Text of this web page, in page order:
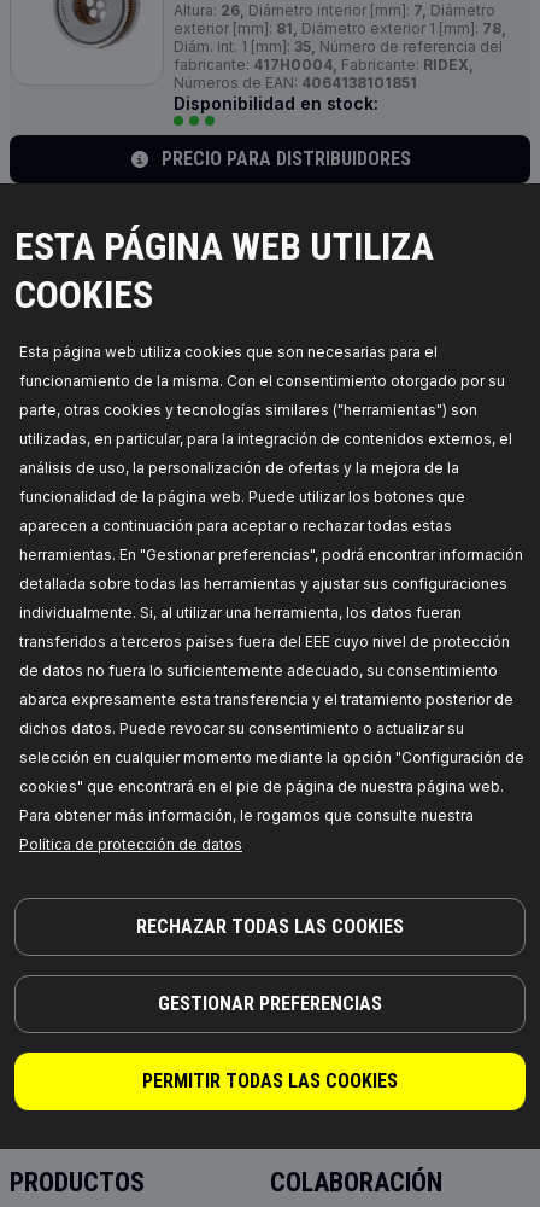
ESTA PÁGINA WEB UTILIZA
COOKIES
Esta página web utiliza cookies que son necesarias para el
funcionamiento de la misma. Con el consentimiento otorgado por su
parte, otras cookies y tecnologías similares ("herramientas") son
utilizadas, en particular, para la integración de contenidos externos, el
análisis de uso, la personalización de ofertas y la mejora de la
funcionalidad de la página web. Puede utilizar los botones que
aparecen a continuación para aceptar o rechazar todas estas
herramientas. En "Gestionar preferencias", podrá encontrar información
detallada sobre todas las herramientas y ajustar sus configuraciones
individualmente. Si, al utilizar una herramienta, los datos fueran
transferidos a terceros países fuera del EEE cuyo nivel de protección
de datos no fuera lo suficientemente adecuado, su consentimiento
abarca expresamente esta transferencia y el tratamiento posterior de
dichos datos. Puede revocar su consentimiento o actualizar su
selección en cualquier momento mediante la opción "Configuración de
cookies" que encontrará en el pie de página de nuestra página web.
Para obtener más información, le rogamos que consulte nuestra
Política de protección de datos
RECHAZAR TODAS LAS COOKIES
GESTIONAR PREFERENCIAS
PERMITIR TODAS LAS COOKIES
Altura: 26, Diámetro interior [mm]: 7, Diámetro
exterior [mm]: 81, Diámetro exterior 1 [mm]: 78,
Diám. int. 1 [mm]: 35, Número de referencia del
fabricante: 417H0004, Fabricante: RIDEX,
Números de EAN: 4064138101851
Disponibilidad en stock:
PRECIO PARA DISTRIBUIDORES
RIDEX Filtro hidráulico, dirección
RIDEX,Números de EAN:4059191597871
Fuera de stock
PRECIO PARA DISTRIBUIDORES
417H0003
RIDEX Filtro hidráulico, dirección
Diámetro de brida [mm]:12,0,Tipo de filtro:Filtro
417H0003,Fabricante:RIDEX, Números de EAN:
4059191597895
PRECIO PARA DISTRIBUIDORES
¡PIEZAS EN LAS QUE PUEDE CONFIAR!
© 2026 | RIDEX GMBH
JOSEF-ORLOPP-STRASSE 55
10365 BERLIN
PRODUCTOS COLABORACIÓN